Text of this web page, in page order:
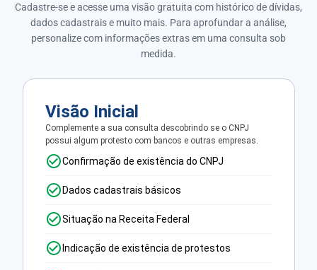
Cadastre-se e acesse uma visão gratuita com histórico de dívidas,
dados cadastrais e muito mais. Para aprofundar a análise,
personalize com informações extras em uma consulta sob
medida.
Visão Inicial
Complemente a sua consulta descobrindo se o CNPJ
possui algum protesto com bancos e outras empresas.
Confirmação de existência do CNPJ
Dados cadastrais básicos
Situação na Receita Federal
Indicação de existência de protestos